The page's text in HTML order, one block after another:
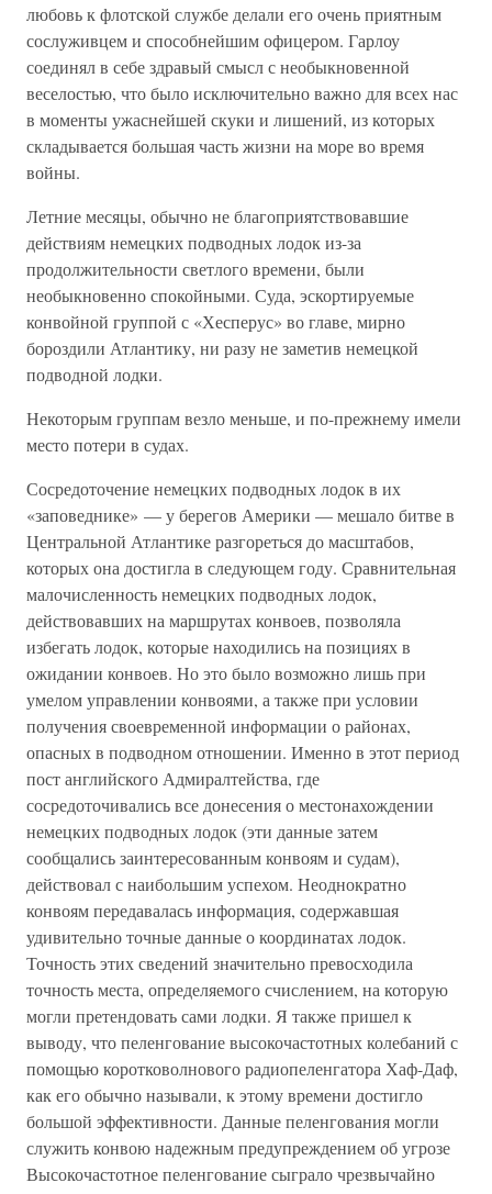
любовь к флотской службе делали его очень приятным
сослуживцем и способнейшим офицером. Гарлоу
соединял в себе здравый смысл с необыкновенной
веселостью, что было исключительно важно для всех нас
в моменты ужаснейшей скуки и лишений, из которых
складывается большая часть жизни на море во время
войны.
Летние месяцы, обычно не благоприятствовавшие
действиям немецких подводных лодок из-за
продолжительности светлого времени, были
необыкновенно спокойными. Суда, эскортируемые
конвойной группой с «Хесперус» во главе, мирно
бороздили Атлантику, ни разу не заметив немецкой
подводной лодки.
Некоторым группам везло меньше, и по-прежнему имели
место потери в судах.
Сосредоточение немецких подводных лодок в их
«заповеднике» — у берегов Америки — мешало битве в
Центральной Атлантике разгореться до масштабов,
которых она достигла в следующем году. Сравнительная
малочисленность немецких подводных лодок,
действовавших на маршрутах конвоев, позволяла
избегать лодок, которые находились на позициях в
ожидании конвоев. Но это было возможно лишь при
умелом управлении конвоями, а также при условии
получения своевременной информации о районах,
опасных в подводном отношении. Именно в этот период
пост английского Адмиралтейства, где
сосредоточивались все донесения о местонахождении
немецких подводных лодок (эти данные затем
сообщались заинтересованным конвоям и судам),
действовал с наибольшим успехом. Неоднократно
конвоям передавалась информация, содержавшая
удивительно точные данные о координатах лодок.
Точность этих сведений значительно превосходила
точность места, определяемого счислением, на которую
могли претендовать сами лодки. Я также пришел к
выводу, что пеленгование высокочастотных колебаний с
помощью коротковолнового радиопеленгатора Хаф-Даф,
как его обычно называли, к этому времени достигло
большой эффективности. Данные пеленгования могли
служить конвою надежным предупреждением об угрозе
Высокочастотное пеленгование сыграло чрезвычайно